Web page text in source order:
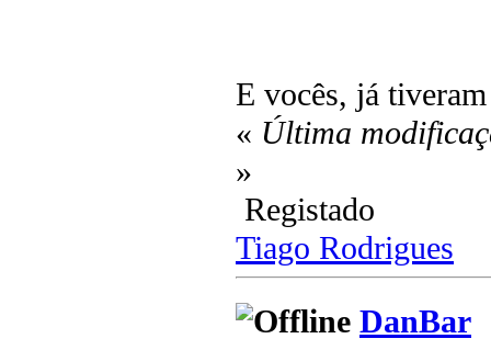
E vocês, já
« Última
»
Registado
Tiago Rodrigues
DanBar